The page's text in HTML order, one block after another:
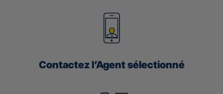
Contactez l’Agent sélectionné